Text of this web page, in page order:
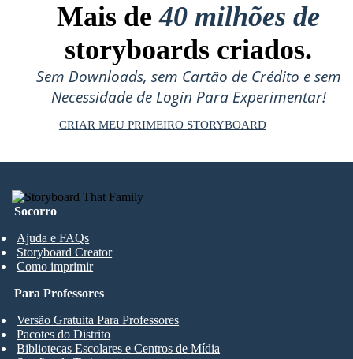
Mais de40 milhões de
storyboards criados.
Sem Downloads, sem Cartão de Crédito e sem
Necessidade de Login Para Experimentar!
CRIAR MEU PRIMEIRO STORYBOARD
Socorro
Ajuda e FAQs
Storyboard Creator
Como imprimir
Para Professores
Versão Gratuita Para Professores
Pacotes do Distrito
Bibliotecas Escolares e Centros de Mídia